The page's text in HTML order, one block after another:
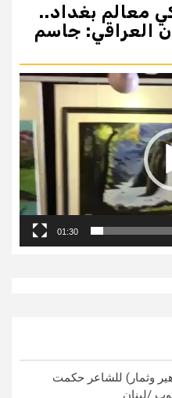
معالم بغداد..
العراقي: جاسم
01:30
وثمار) للشاعر حكمت
/لبنان